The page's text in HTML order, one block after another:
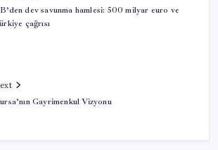
dev savunma hamlesi: 500 milyar euro ve
çağrısı
Gayrimenkul Vizyonu